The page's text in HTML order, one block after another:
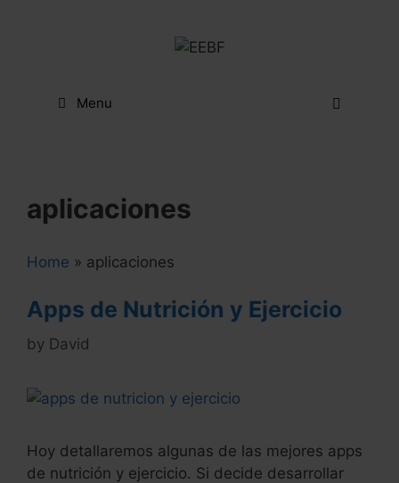
Menu
aplicaciones
Home » aplicaciones
Apps de Nutrición y Ejercicio
by David
Hoy detallaremos algunas de las mejores apps
de nutrición y ejercicio. Si decide desarrollar